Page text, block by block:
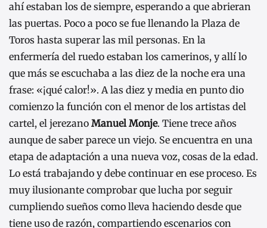
ahí estaban los de siempre, esperando a que abrieran
las puertas. Poco a poco se fue llenando la Plaza de
Toros hasta superar las mil personas. En la
enfermería del ruedo estaban los camerinos, y allí lo
que más se escuchaba a las diez de la noche era una
frase: «¡qué calor!». A las diez y media en punto dio
comienzo la función con el menor de los artistas del
cartel, el jerezano Manuel Monje. Tiene trece años
aunque de saber parece un viejo. Se encuentra en una
etapa de adaptación a una nueva voz, cosas de la edad.
Lo está trabajando y debe continuar en ese proceso. Es
muy ilusionante comprobar que lucha por seguir
cumpliendo sueños como lleva haciendo desde que
tiene uso de razón, compartiendo escenarios con